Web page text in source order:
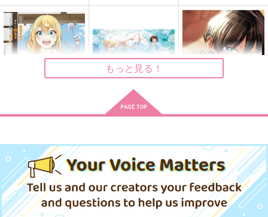
629円
スティーブン×レオナルド
サンプル
657円
サンプル
作品詳細
787 円（税込）
空条承太郎
サンプル
士、田舎で俺の嫁だと
思われている 8
講談社
792円（税込）
「BanG Dream!」
「カードファイト!! ヴ
ァンガー
ス決勝編」オープニン
グテー
マ Feathered Dreams
1,760円（税込）
愛すぎる 5
スクウェア・エニック
770円 （税込）
もっと見る！